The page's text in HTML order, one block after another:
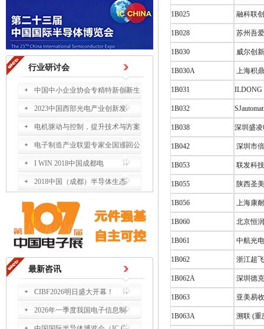
行业研讨会
中国中小企业协会专精特新创新生
2023中国西部光电产业创新发
电机驱动与控制，提升技术与方案
电子制造产业联盟专家全国巡回公
I WIN 2018中国成都电
2018中国（成都）半导体生态
最新咨讯
CIBF2026明日盛大开幕！
2026年一季度我国电子信息制
1B025 融科联
1B028 苏州吾
1B030 威尔创
1B030A 上海积
1B031 ILDONG
1B032
1B038 深圳盛
1B042 深圳市
1B053 联发科
1B055 陕西圣
1B056 上海康
1B060 北京恒
1B061 中航光
1B062 浙江超
1B062A 深圳德
1B063 亚美易
1B063A 溯联 (重